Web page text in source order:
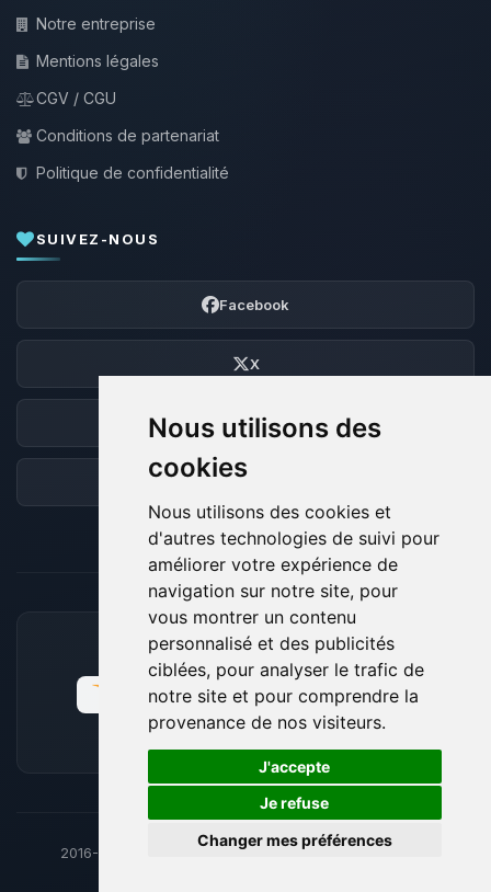
Nous utilisons des
cookies
Nous utilisons des cookies et
d'autres technologies de suivi pour
améliorer votre expérience de
navigation sur notre site, pour
vous montrer un contenu
personnalisé et des publicités
ciblées, pour analyser le trafic de
notre site et pour comprendre la
provenance de nos visiteurs.
J'accepte
Je refuse
Changer mes préférences
Notre entreprise
Mentions légales
CGV / CGU
Conditions de partenariat
Politique de confidentialité
SUIVEZ-NOUS
Facebook
X
Discord
Forum
MOYENS DE PAIEMENT ACCEPTÉS
2016-26 © BoxToPlay - ByteLogic tous droits réservés
🍪